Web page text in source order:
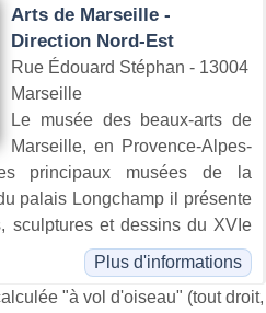
Arts de Marseille -
Direction Nord-Est
Rue Édouard Stéphan - 13004
Marseille
Le musée des beaux-arts de
Marseille, en Provence-Alpes-
principaux musées de la
palais Longchamp il présente
sculptures et dessins du XVIe
Plus d'informations
"à vol d'oiseau" (tout droit,